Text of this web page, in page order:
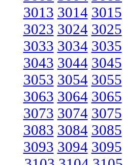
3013 3014 3015
3023 3024 3025
3033 3034 3035
3043 3044 3045
3053 3054 3055
3063 3064 3065
3073 3074 3075
3083 3084 3085
3093 3094 3095